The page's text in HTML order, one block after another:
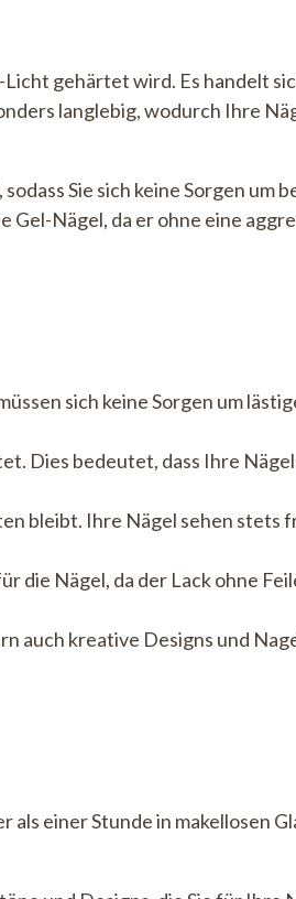
gehärtet wird. Es handelt
langlebig, wodurch Ihre
Sie sich keine Sorgen um
Gel-Nägel, da er ohne eine
sich keine Sorgen um
Dies bedeutet, dass Ihre
bleibt. Ihre Nägel sehen stets
die Nägel, da der Lack ohne
auch kreative Designs und
als einer Stunde in makellosen